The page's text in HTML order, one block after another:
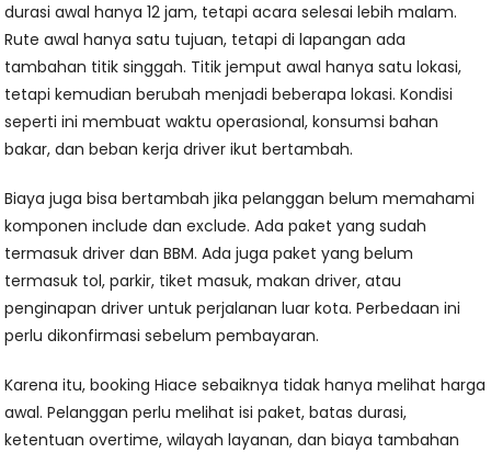
durasi awal hanya 12 jam, tetapi acara selesai lebih malam.
Rute awal hanya satu tujuan, tetapi di lapangan ada
tambahan titik singgah. Titik jemput awal hanya satu lokasi,
tetapi kemudian berubah menjadi beberapa lokasi. Kondisi
seperti ini membuat waktu operasional, konsumsi bahan
bakar, dan beban kerja driver ikut bertambah.
Biaya juga bisa bertambah jika pelanggan belum memahami
komponen include dan exclude. Ada paket yang sudah
termasuk driver dan BBM. Ada juga paket yang belum
termasuk tol, parkir, tiket masuk, makan driver, atau
penginapan driver untuk perjalanan luar kota. Perbedaan ini
perlu dikonfirmasi sebelum pembayaran.
Karena itu, booking Hiace sebaiknya tidak hanya melihat harga
awal. Pelanggan perlu melihat isi paket, batas durasi,
ketentuan overtime, wilayah layanan, dan biaya tambahan